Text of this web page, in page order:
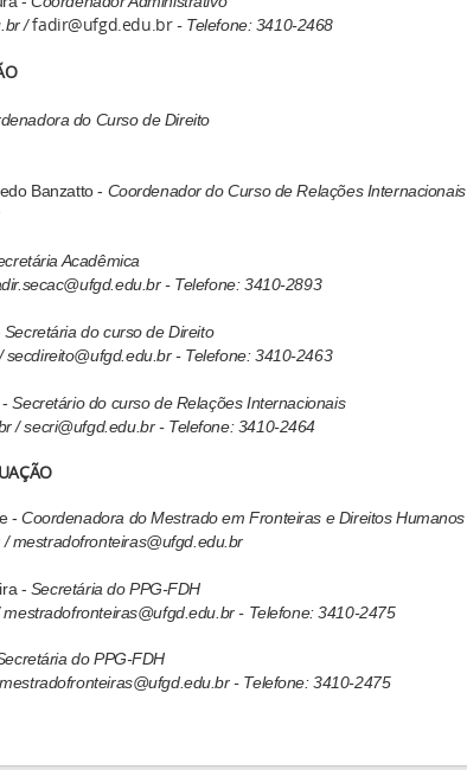
/fadir@ufgd.edu.br - Telefone: 3410-2468
do Curso de Direito
Banzatto - Coordenador do Curso de Relações Internacionais
Acadêmica
- Telefone: 3410-2893
Secretária do curso de Direito
- Telefone: 3410-2463
-Secretário do curso de Relações Internacionais
/ secri@ufgd.edu.br - Telefone: 3410-2464
- Coordenadora do Mestrado em Fronteiras e Direitos Humanos
mestradofronteiras@ufgd.edu.br
- Secretária do PPG-FDH
- Telefone: 3410-2475
do PPG-FDH
- Telefone: 3410-2475